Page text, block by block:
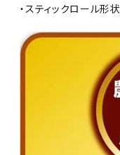
・スティックロール形状